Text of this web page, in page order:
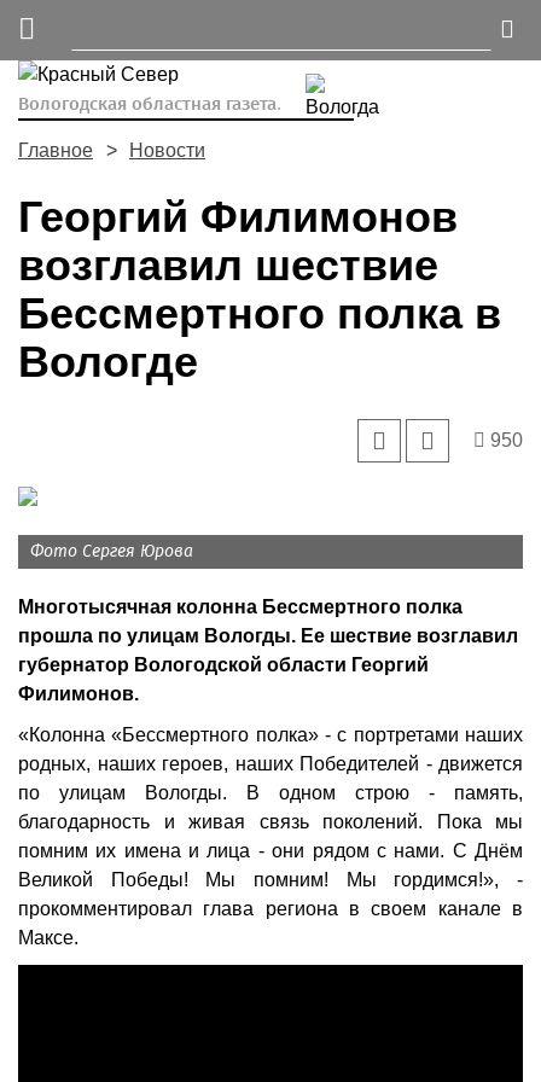
Вологодская областная газета.
Главное Новости
Георгий Филимонов
возглавил шествие
Бессмертного полка в
Вологде
950
Фото Сергея Юрова
Многотысячная колонна Бессмертного полка
прошла по улицам Вологды. Ее шествие возглавил
губернатор Вологодской области Георгий
Филимонов.
«Колонна «Бессмертного полка» - с портретами наших
родных, наших героев, наших Победителей - движется
по улицам Вологды. В одном строю - память,
благодарность и живая связь поколений. Пока мы
помним их имена и лица - они рядом с нами. С Днём
Великой Победы! Мы помним! Мы гордимся!», -
прокомментировал глава региона в своем канале в
Максе.